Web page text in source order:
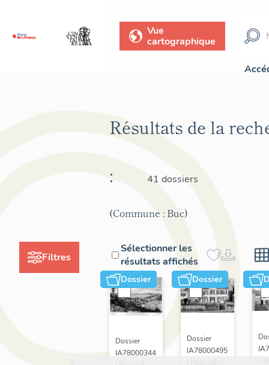
Vue
cartographique
Filtres
Résultats de la
:
41 dossiers
(Commune : Buc)
Sélectionner les
résultats affichés
Dossier
Dossier
IA78000344
Dossier
Dossier
IA78000495